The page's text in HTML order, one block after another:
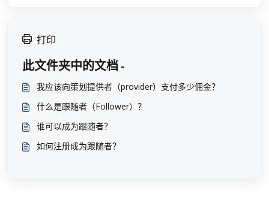
打印
此文件夹中的文档 -
我应该向策划提供者（provider）支付多少佣金？
什么是跟随者（Follower）？
谁可以成为跟随者？
如何注册成为跟随者？